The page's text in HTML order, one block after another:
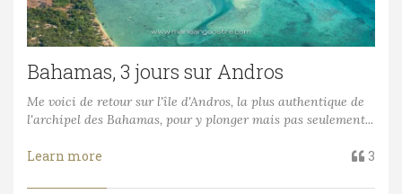
Bahamas, 3 jours sur Andros
Me voici de retour sur l'île d'Andros, la plus authentique de
l'archipel des Bahamas, pour y plonger mais pas seulement...
Learn more 3